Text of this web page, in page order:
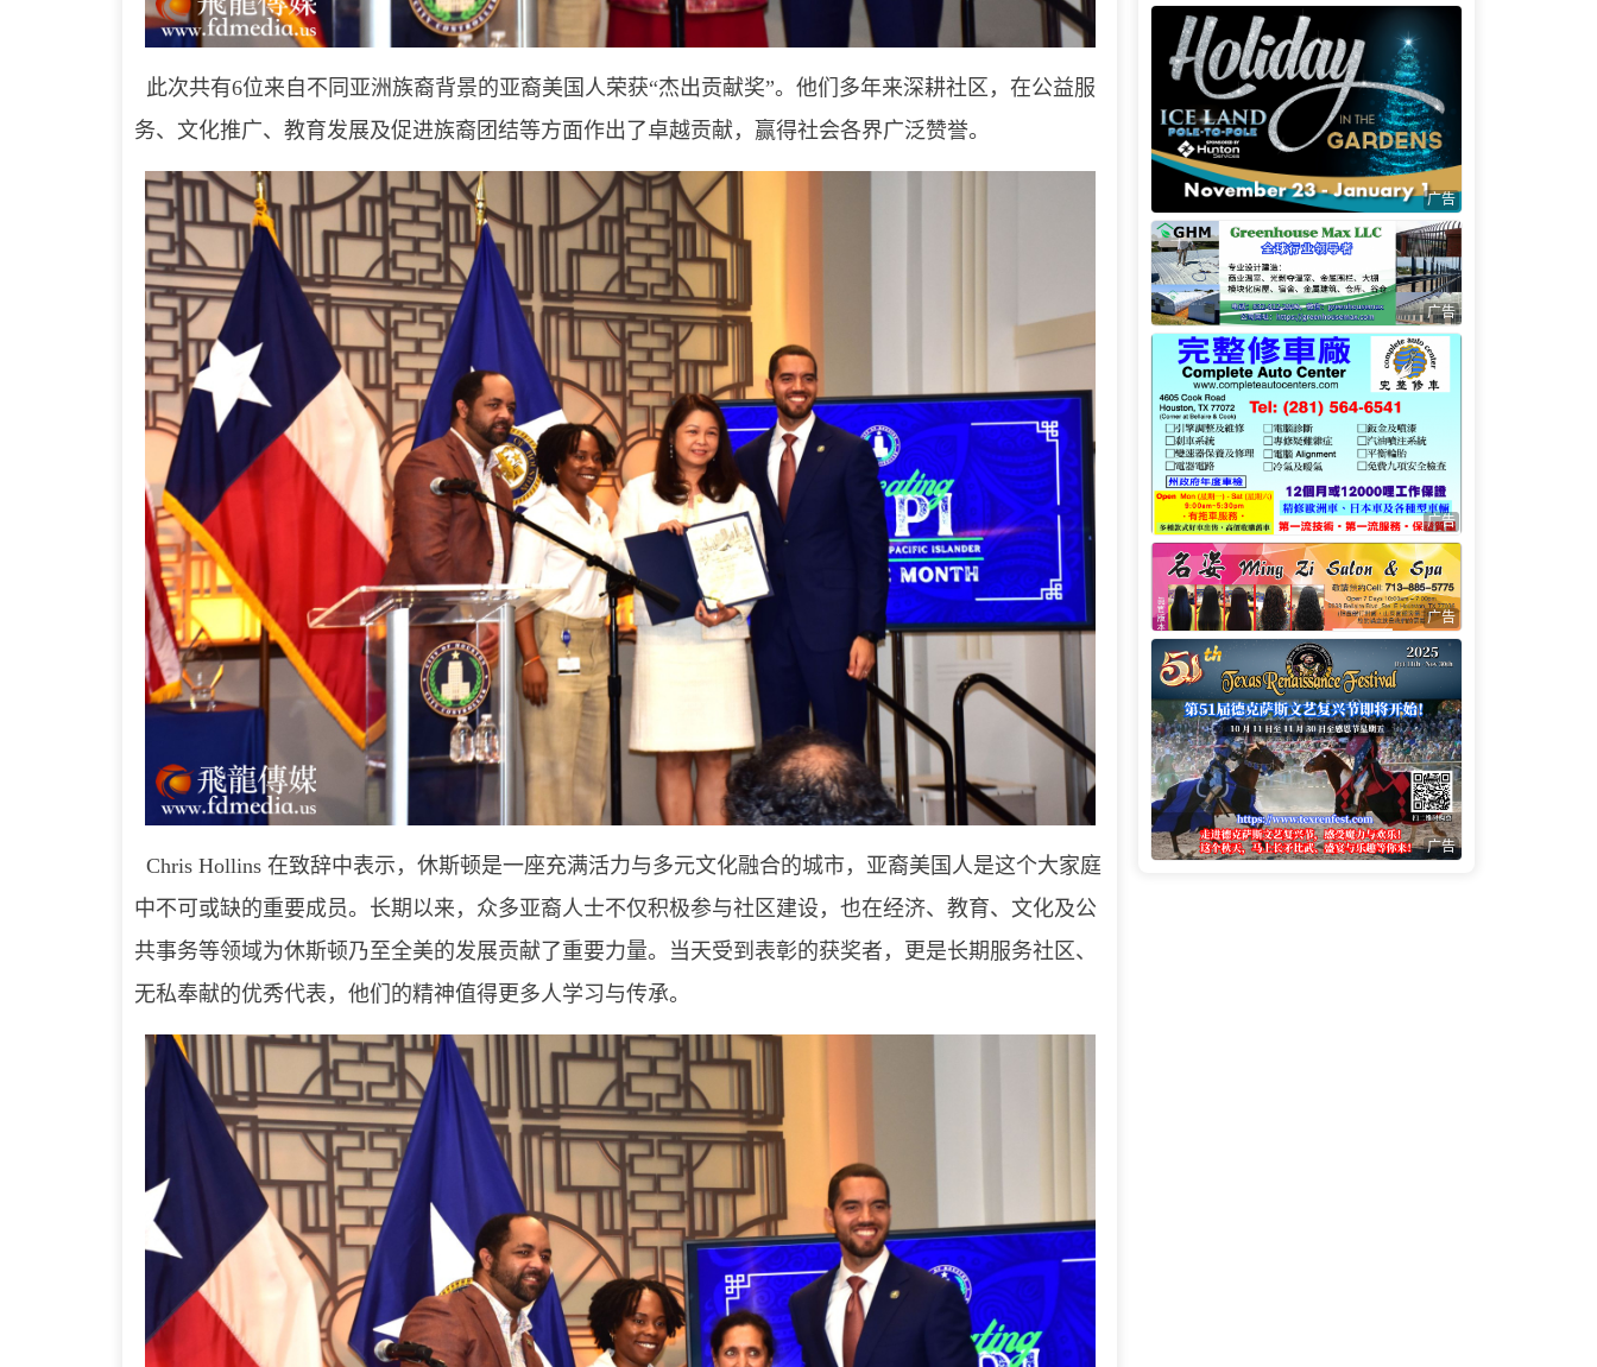
此次共有6位来自不同亚洲族裔背景的亚裔美国人荣获“杰出贡献奖”。他们多年来深耕社区，在公益服
务、文化推广、教育发展及促进族裔团结等方面作出了卓越贡献，赢得社会各界广泛赞誉。
Chris Hollins 在致辞中表示，休斯顿是一座充满活力与多元文化融合的城市，亚裔美国人是这个大家庭
中不可或缺的重要成员。长期以来，众多亚裔人士不仅积极参与社区建设，也在经济、教育、文化及公
共事务等领域为休斯顿乃至全美的发展贡献了重要力量。当天受到表彰的获奖者，更是长期服务社区、
无私奉献的优秀代表，他们的精神值得更多人学习与传承。
广告
广告
广告
广告
广告